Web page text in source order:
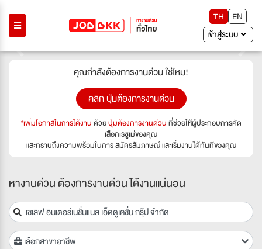
TH
EN
เข้าสู่ระบบ
Previous
Next
คุณกำลังต้องการงานด่วน ใช่ไหม!
คลิก ปุ่มต้องการงานด่วน
*เพิ่มโอกาสในการได้งานด้วยปุ่มต้องการงานด่วนที่ช่วยให้ผู้ประกอบการคัด
เลือกเรซูเม่ของคุณ
และทราบถึงความพร้อมในการ สมัครสัมภาษณ์ และเริ่มงานได้ทันทีของคุณ
หางานด่วน ต้องการงานด่วน ได้งานแน่นอน
เลือกสาขาอาชีพ